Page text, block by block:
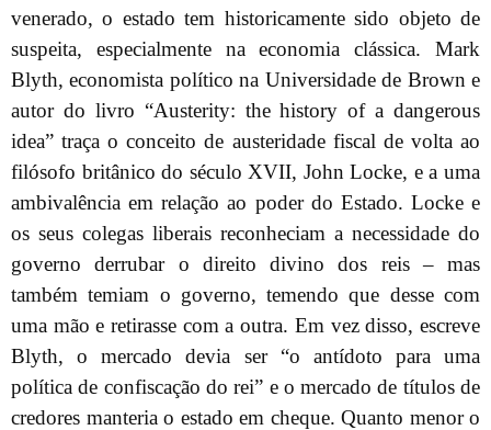
venerado, o estado tem historicamente sido objeto de
suspeita, especialmente na economia clássica. Mark
Blyth, economista político na Universidade de Brown e
autor do livro “Austerity: the history of a dangerous
idea” traça o conceito de austeridade fiscal de volta ao
filósofo britânico do século XVII, John Locke, e a uma
ambivalência em relação ao poder do Estado. Locke e
os seus colegas liberais reconheciam a necessidade do
governo derrubar o direito divino dos reis – mas
também temiam o governo, temendo que desse com
uma mão e retirasse com a outra. Em vez disso, escreve
Blyth, o mercado devia ser “o antídoto para uma
política de confiscação do rei” e o mercado de títulos de
credores manteria o estado em cheque. Quanto menor o